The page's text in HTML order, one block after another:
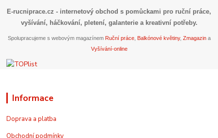
E-rucniprace.cz - internetový obchod s pomůckami pro ruční práce,
vyšívání, háčkování, pletení, galanterie a kreativní potřeby.
Spolupracujeme s webovým magazínem Ruční práce, Balkónové květiny, Zmagazina
Vyšívání-online
Informace
Doprava a platba
Obchodní podmínky